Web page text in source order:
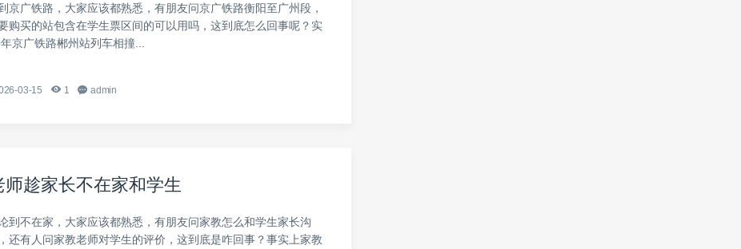
京广铁路，大家应该都熟悉，有朋友问京广铁路衡阳至广州段，
购买的站包含在学生票区间的可以用吗，这到底怎么回事呢？实
京广铁路郴州站列车相撞...
03-15 1 admin
师趁家长不在家和学生
到不在家，大家应该都熟悉，有朋友问家教怎么和学生家长沟
还有人问家教老师对学生的评价，这到底是咋回事？事实上家教